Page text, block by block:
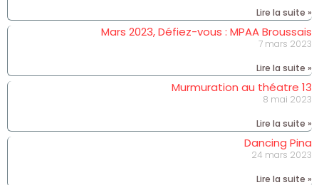
Lire la suite »
Mars 2023, Défiez-vous : MPAA Broussais
7 mars 2023
Lire la suite »
Murmuration au théatre 13
8 mai 2023
Lire la suite »
Dancing Pina
24 mars 2023
Lire la suite »